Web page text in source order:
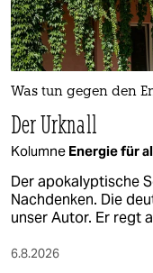
Was tun gegen den
Der Urknall
Kolumne Energie für
Der apokalyptische
Nachdenken. Die
unser Autor. Er regt
6.8.2026